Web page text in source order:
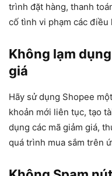
trình đặt hàng, thanh
cố tình vi phạm các điều
Không lạm
giá
Hãy sử dụng Shopee
khoản mới liên tục, tạo
dụng các mã giảm giá,
quá trình mua sắm trên